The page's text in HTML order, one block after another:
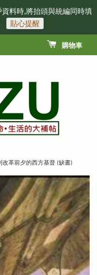
料時,將抬頭與統編同時填
貼心提醒
購物車
革前夕的西方基督 (缺書)